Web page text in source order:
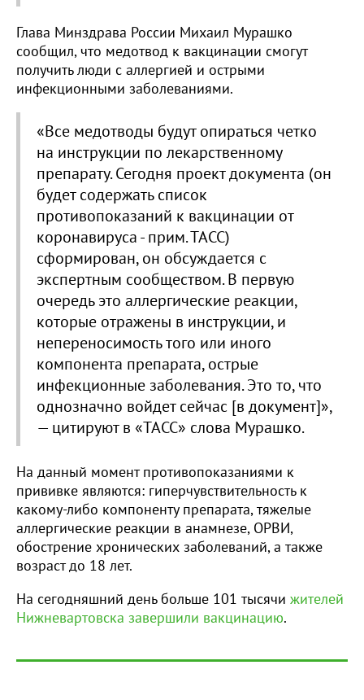
Глава Минздрава России Михаил Мурашко
сообщил, что медотвод к вакцинации смогут
получить люди с аллергией и острыми
инфекционными заболеваниями.
«Все медотводы будут опираться четко
на инструкции по лекарственному
препарату. Сегодня проект документа (он
будет содержать список
противопоказаний к вакцинации от
коронавируса - прим. ТАСС)
сформирован, он обсуждается с
экспертным сообществом. В первую
очередь это аллергические реакции,
которые отражены в инструкции, и
непереносимость того или иного
компонента препарата, острые
инфекционные заболевания. Это то, что
однозначно войдет сейчас [в документ]»,
— цитируют в «ТАСС» слова Мурашко.
На данный момент противопоказаниями к
прививке являются: гиперчувствительность к
какому-либо компоненту препарата, тяжелые
аллергические реакции в анамнезе, ОРВИ,
обострение хронических заболеваний, а также
возраст до 18 лет.
На сегодняшний день больше 101 тысячи жителей
Нижневартовска завершили вакцинацию.